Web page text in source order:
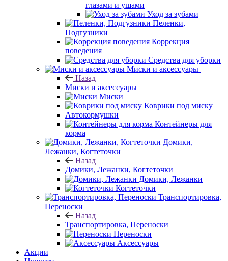
глазами и ушами
Уход за зубами
Пеленки,
Подгузники
Коррекция
поведения
Средства для уборки
Миски и аксессуары
Назад
Миски и аксессуары
Миски
Коврики под миску
Автокормушки
Контейнеры для
корма
Домики,
Лежанки, Когтеточки
Назад
Домики, Лежанки, Когтеточки
Домики, Лежанки
Когтеточки
Транспортировка,
Переноски
Назад
Транспортировка, Переноски
Переноски
Аксессуары
Акции